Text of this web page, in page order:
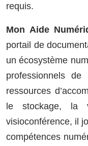
requis.
Mon Aide
portail de
un écosystème
professionnels de
ressources
le stockage, la
visioconférence, il
compétences